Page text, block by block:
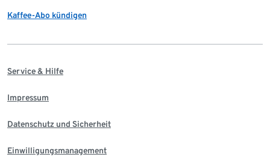
Kaffee-Abo kündigen
Service & Hilfe
Impressum
Datenschutz und Sicherheit
Einwilligungsmanagement